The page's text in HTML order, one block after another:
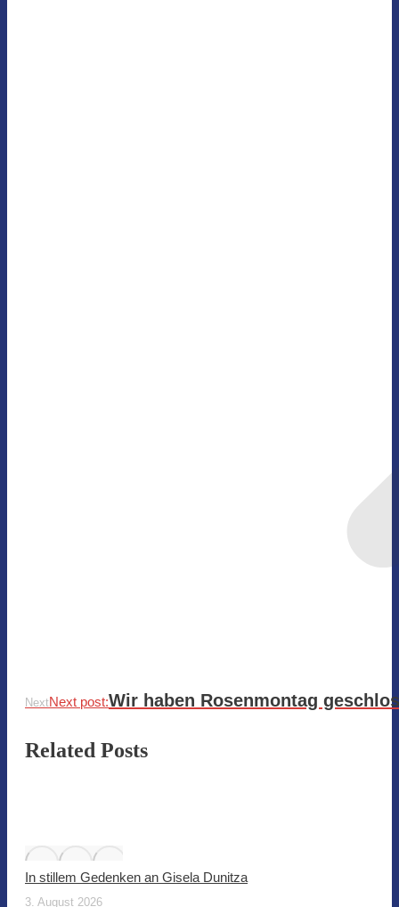
NextNext post:Wir haben Rosenmontag
Related Posts
In stillem Gedenken an Gisela Dunitza
3. August 2026